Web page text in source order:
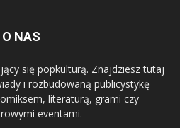
O NAS
się popkulturą. Znajdziesz tutaj
i rozbudowaną publicystykę
literaturą, grami czy
eventami.